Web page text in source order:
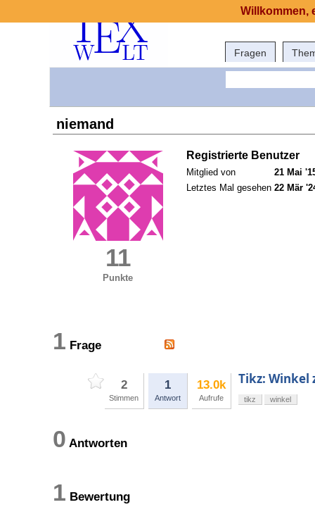
Fragen
niemand
11
Punkte
Registrierte Benutzer
Mitglied von
21 Mai
Letztes Mal gesehen 22 Mär
1 Frage
2
Stimmen
1
Antwort
13.0k
Aufrufe
Tikz: Winkel
tikz winkel
0 Antworten
1 Bewertung
Willkommen,